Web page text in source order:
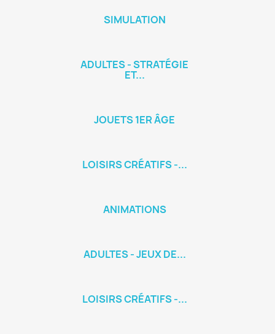
SIMULATION
ADULTES - STRATÉGIE
ET...
JOUETS 1ER ÂGE
LOISIRS CRÉATIFS -...
ANIMATIONS
ADULTES - JEUX DE...
LOISIRS CRÉATIFS -...